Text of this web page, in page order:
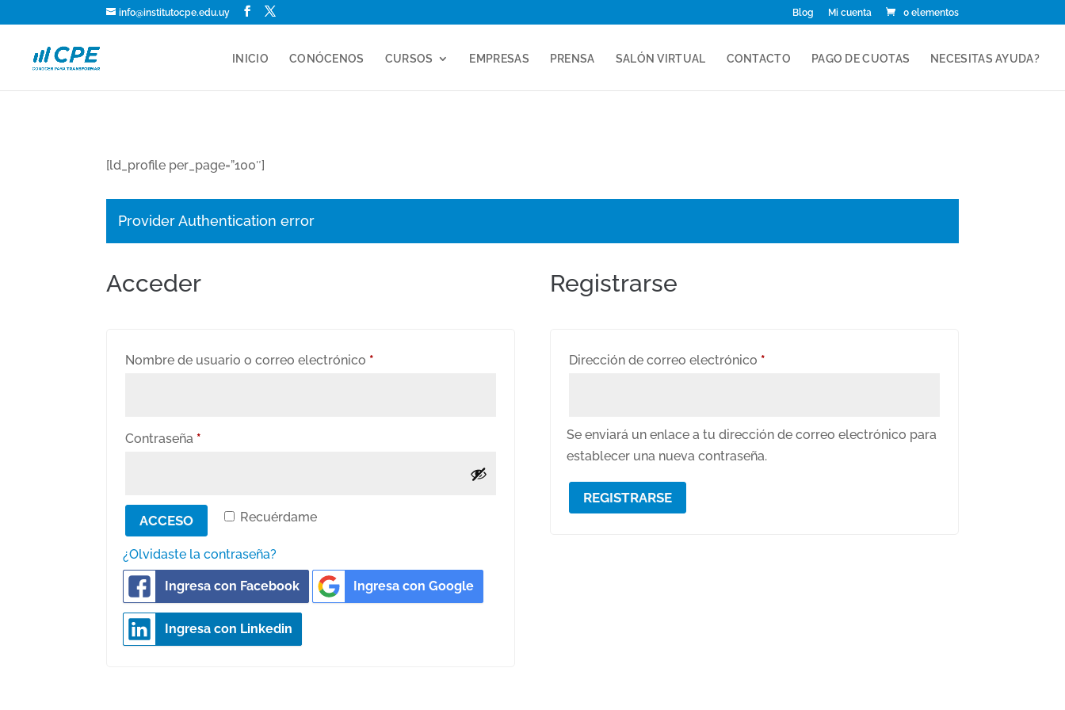
info@institutocpe.edu.uy Blog Mi cuenta 0 elementos
INICIO CONÓCENOS CURSOS EMPRESAS PRENSA SALÓN VIRTUAL CONTACTO PAGO DE CUOTAS NECESITAS AYUDA?
[ld_profile per_page=”100″]
Provider Authentication error
Acceder
Nombre de usuario o correo electrónico *
Contraseña *
Recuérdame
ACCESO
¿Olvidaste la contraseña?
Ingresa con Facebook Ingresa con Google
Ingresa con Linkedin
Registrarse
Dirección de correo electrónico *Obligatorio
Se enviará un enlace a tu dirección de correo electrónico para
establecer una nueva contraseña.
REGISTRARSE